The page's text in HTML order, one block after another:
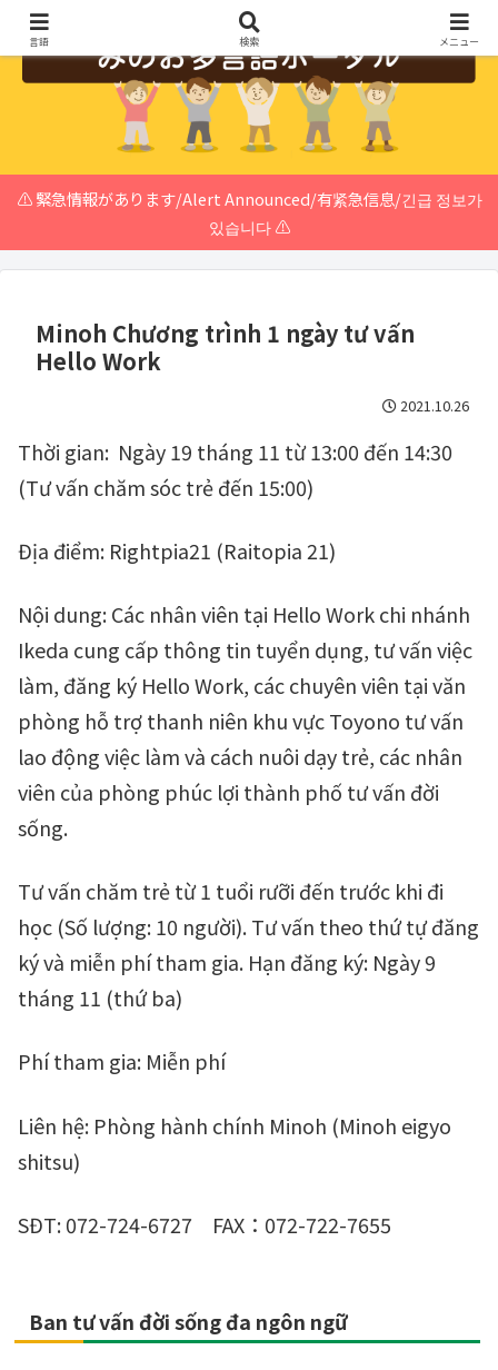
⚠️ 緊急情報があります/Alert Announced/有紧急信息/긴급 정보가
있습니다 ⚠️
Minoh Chương trình 1 ngày tư vấn
Hello Work
2021.10.26
Thời gian: Ngày 19 tháng 11 từ 13:00 đến 14:30
(Tư vấn chăm sóc trẻ đến 15:00)
Địa điểm: Rightpia21 (Raitopia 21)
Nội dung: Các nhân viên tại Hello Work chi nhánh
Ikeda cung cấp thông tin tuyển dụng, tư vấn việc
làm, đăng ký Hello Work, các chuyên viên tại văn
phòng hỗ trợ thanh niên khu vực Toyono tư vấn
lao động việc làm và cách nuôi dạy trẻ, các nhân
viên của phòng phúc lợi thành phố tư vấn đời
sống.
Tư vấn chăm trẻ từ 1 tuổi rưỡi đến trước khi đi
học (Số lượng: 10 người). Tư vấn theo thứ tự đăng
ký và miễn phí tham gia. Hạn đăng ký: Ngày 9
tháng 11 (thứ ba)
Phí tham gia: Miễn phí
Liên hệ: Phòng hành chính Minoh (Minoh eigyo
shitsu)
SĐT:072-724-6727 FAX ： 072-722-7655
Ban tư vấn đời sống đa ngôn ngữ
言語 検索 メニュー